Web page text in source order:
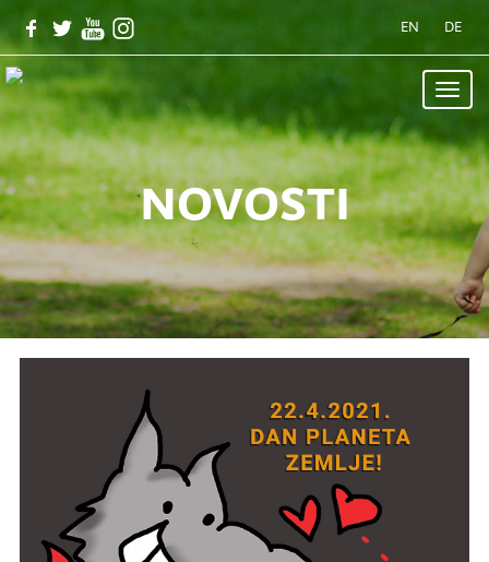
EN DE
Toggle
novosti